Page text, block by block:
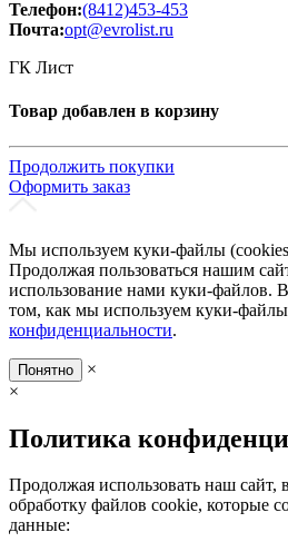
Телефон:(8412)453-453
Почта:opt@evrolist.ru
ГК Лист
Товар добавлен в корзину
Продолжить покупки
Оформить заказ
Мы используем куки-файлы
Продолжая пользоваться нашим
использование нами куки-файлов.
том, как мы используем куки-
конфиденциальности.
Понятно
×
×
Политика
Продолжая использовать наш сайт,
обработку файлов cookie, которые
данные: